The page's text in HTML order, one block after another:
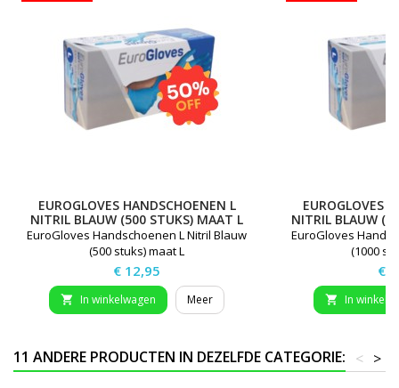
EUROGLOVES HANDSCHOENEN L
NITRIL BLAUW (500 STUKS) MAAT L
EuroGloves Handschoenen L Nitril Blauw
(500 stuks) maat L
Prijs
€ 12,95
 In winkelwagen Meer
EUROGLOVES
NITRIL BLAUW
EuroGloves
(1000
€
 In
11 ANDERE PRODUCTEN IN DEZELFDE CATEGORIE: >
<